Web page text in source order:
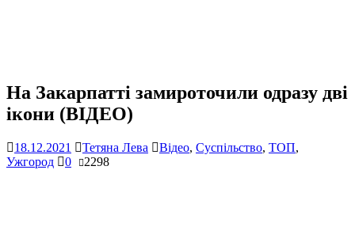
На Закарпатті замироточили одразу дві
ікони (ВІДЕО)
18.12.2021 Тетяна Лева Відео, Суспільство, ТОП,
Ужгород
0 2298